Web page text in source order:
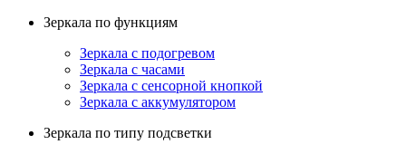
Зеркала по функциям
Зеркала с подогревом
Зеркала с часами
Зеркала с сенсорной кнопкой
Зеркала с аккумулятором
Зеркала по типу подсветки